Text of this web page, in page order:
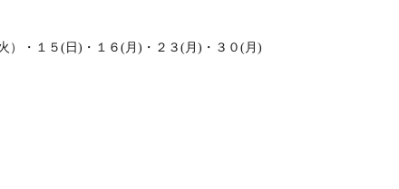
）・１５(日)・１６(月)・２３(月)・３０(月)